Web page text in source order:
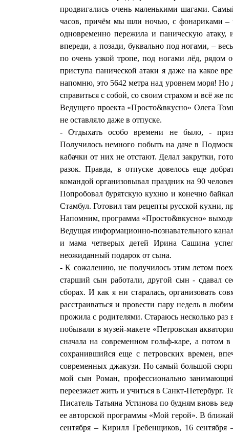
продвигались очень маленькими шагами.
часов, причём мы шли ночью, с фонариками –
одновременно пережила и паническую атаку,
впереди, а позади, буквально под ногами, –
по очень узкой тропе, под ногами лёд, рядом
приступа панической атаки я даже на какое
напомню, это 5642 метра над уровнем моря! Но
справиться с собой, со своим страхом и всё же
Ведущего проекта «Просто&вкусно» Олега
не оставляло даже в отпуске.
- Отдыхать особо времени не было, -
Получилось немного побыть на даче в
кабачки от них не отстают. Делал закрутки,
разок. Правда, в отпуске довелось еще
командой организовывал праздник на 90
Попробовал бурятскую кухню и конечно
Стамбул. Готовил там рецепты русской кухни,
Напомним, программа «Просто&вкусно»
Ведущая информационно-познавательного
и мама четверых детей Ирина Сашина
неожиданный подарок от сына.
- К сожалению, не получилось этим летом
старший сын работали, другой сын - сдавал
сборах. И как я ни старалась, организовать
расстраиваться и провести пару недель в
прожила с родителями. Стараюсь несколько
побывали в музей-макете «Петровская
сначала на современном гольф-каре, а потом
сохранившийся еще с петровских времен,
современных джакузи. Но самый большой
мой сын Роман, профессионально
переезжает жить и учиться в Санкт-Петербург.
Писатель Татьяна Устинова по будням вновь
ее авторской программы «Мой герой». В
сентября – Кирилл Гребенщиков, 16